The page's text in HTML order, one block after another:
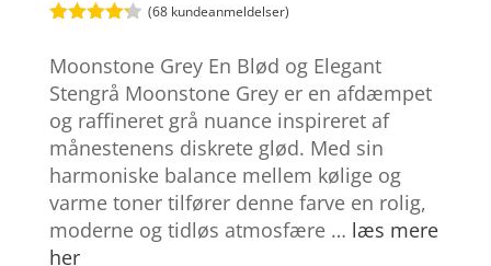
ud af 5
baseret
på
kundebedø
mmelser
(68 kundeanmeldelser)
Moonstone Grey En Blød og Elegant
Stengrå Moonstone Grey er en afdæmpet
og raffineret grå nuance inspireret af
månestenens diskrete glød. Med sin
harmoniske balance mellem kølige og
varme toner tilfører denne farve en rolig,
moderne og tidløs atmosfære … læs mere
her